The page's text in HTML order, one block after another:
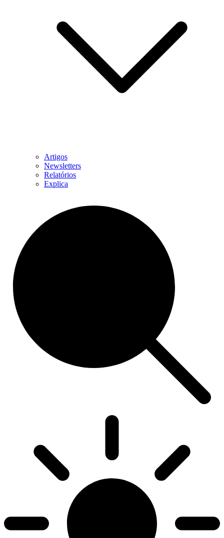
Artigos
Newsletters
Relatórios
Explica